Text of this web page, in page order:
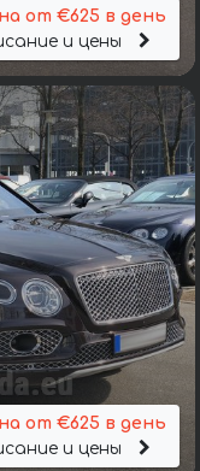
от €625 в день
и цены
от €625 в день
и цены